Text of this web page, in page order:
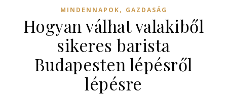
MINDENNAPOK, GAZDASÁG
Hogyan válhat valakiből
sikeres barista
Budapesten lépésről
lépésre